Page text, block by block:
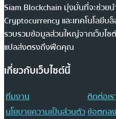
Siam Blockchain มุ่งมั่นที่จะช่วย
Cryptocurrency และเทคโนโลยีบ
รวบรวมข้อมูลส่วนใหญ่จากเว็บไซ
แปลส่งตรงถึงฟีดคุณ
เกี่ยวกับเว็บไซต์นี้
ทีมงาน
ติดต่อเร
นโยบายความเป็นส่วนตัวข้อตกล